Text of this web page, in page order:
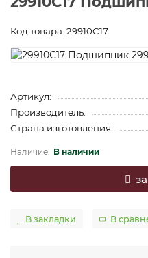
Код товара: 29910С17
Артикул:
Производитель:
Страна изготовления:
В наличии
В закладки В